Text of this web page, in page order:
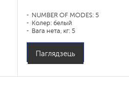
NUMBER OF MODES: 5
Колер: белый
Вага нета, кг: 5
Паглядзець